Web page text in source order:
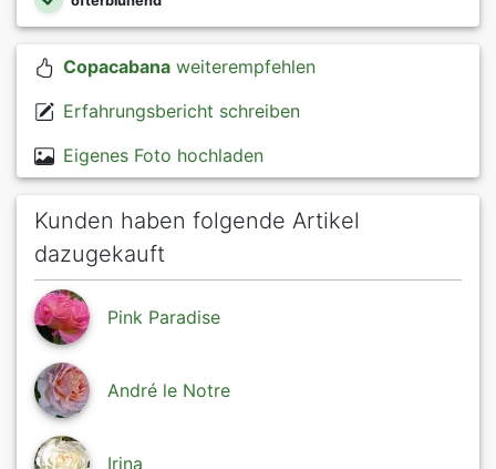
Copacabanaweiterempfehlen
Erfahrungsbericht schreiben
Eigenes Foto hochladen
Kunden haben folgende Artikel
dazugekauft
Pink Paradise
André le Notre
Irina